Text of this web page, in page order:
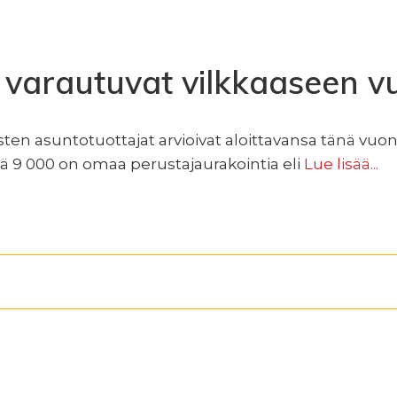
vilkkaaseen
asuntotuottajat arvioivat aloittavansa tänä
9 000 on omaa perustajaurakointia eli Lue lisää...